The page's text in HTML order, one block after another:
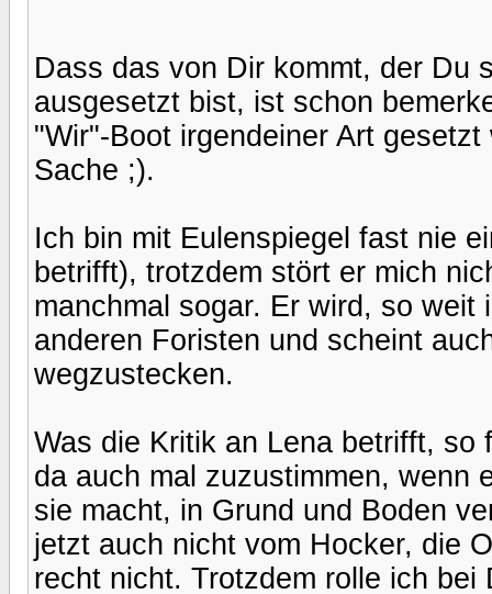
Dass das von Dir kommt, der Du
ausgesetzt bist, ist schon
"Wir"-Boot irgendeiner Art
Sache ;).
Ich bin mit Eulenspiegel fast nie
betrifft), trotzdem stört er mich
manchmal sogar. Er wird, so
anderen Foristen und scheint
wegzustecken.
Was die Kritik an Lena betrifft, so
da auch mal zuzustimmen, wenn
sie macht, in Grund und Boden
jetzt auch nicht vom Hocker, die
recht nicht. Trotzdem rolle ich